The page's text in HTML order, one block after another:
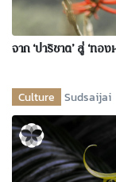
จาก ‘ปาริชาต’ สู่ ‘ท
Culture Sudsaijai